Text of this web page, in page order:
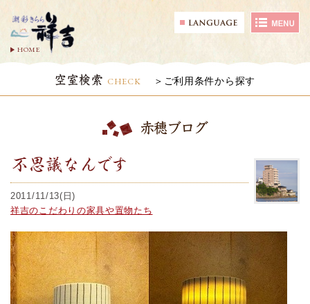
HOME
空室検索 CHECK ご利用条件から探す
赤穂ブログ
不思議なんです
2011/11/13(日)
祥吉のこだわりの家具や置物たち